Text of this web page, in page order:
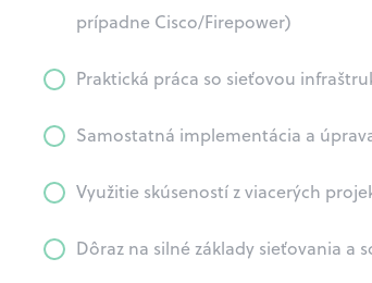
prípadne Cisco/Firepower)
Praktická práca so sieťovou
Samostatná implementácia a
Využitie skúseností z viacerých
Dôraz na silné základy sieťovania